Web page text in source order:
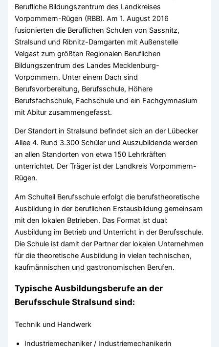
Berufliche Bildungszentrum des Landkreises
Vorpommern-Rügen (RBB). Am 1. August 2016
fusionierten die Beruflichen Schulen von Sassnitz,
Stralsund und Ribnitz-Damgarten mit Außenstelle
Velgast zum größten Regionalen Beruflichen
Bildungszentrum des Landes Mecklenburg-
Vorpommern. Unter einem Dach sind
Berufsvorbereitung, Berufsschule, Höhere
Berufsfachschule, Fachschule und ein Fachgymnasium
mit Abitur zusammengefasst.
Der Standort in Stralsund befindet sich an der Lübecker
Allee 4. Rund 3.300 Schüler und Auszubildende werden
an allen Standorten von etwa 150 Lehrkräften
unterrichtet. Der Träger ist der Landkreis Vorpommern-
Rügen.
Am Schulteil Berufsschule erfolgt die berufstheoretische
Ausbildung in der beruflichen Erstausbildung gemeinsam
mit den lokalen Betrieben. Das Format ist dual:
Ausbildung im Betrieb und Unterricht in der Berufsschule.
Die Schule ist damit der Partner der lokalen Unternehmen
für die theoretische Ausbildung in vielen technischen,
kaufmännischen und gastronomischen Berufen.
Typische Ausbildungsberufe an der
Berufsschule Stralsund sind:
Technik und Handwerk
Industriemechaniker / Industriemechanikerin